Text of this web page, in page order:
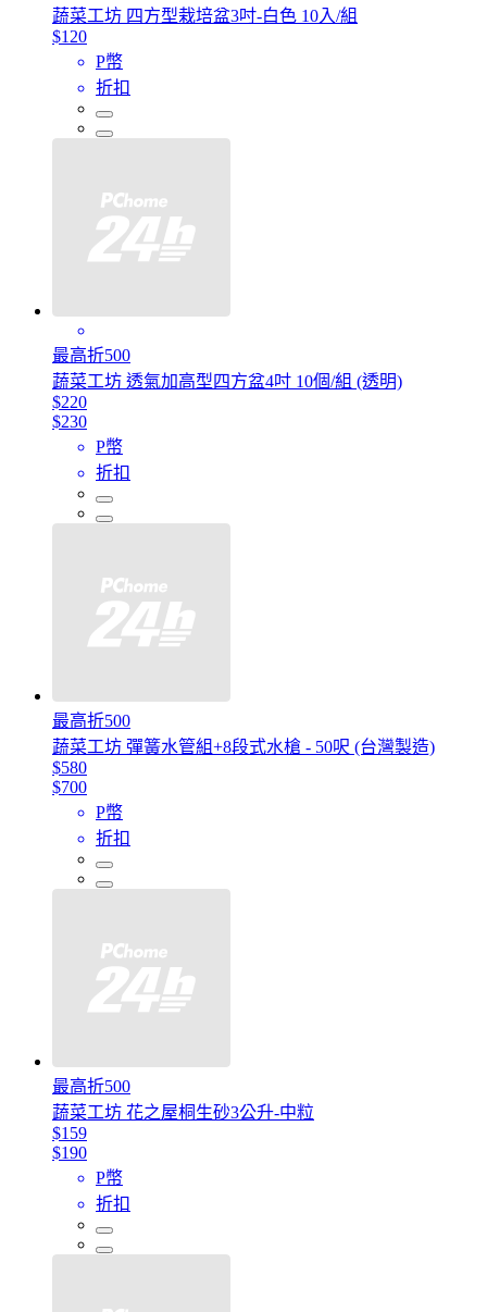
蔬菜工坊 四方型栽培盆3吋-白色 10入/組
$120
P幣
折扣
最高折500
蔬菜工坊 透氣加高型四方盆4吋 10個/組 (透明)
$220
$230
P幣
折扣
最高折500
蔬菜工坊 彈簧水管組+8段式水槍 - 50呎 (台灣製造)
$580
$700
P幣
折扣
最高折500
蔬菜工坊 花之屋桐生砂3公升-中粒
$159
$190
P幣
折扣